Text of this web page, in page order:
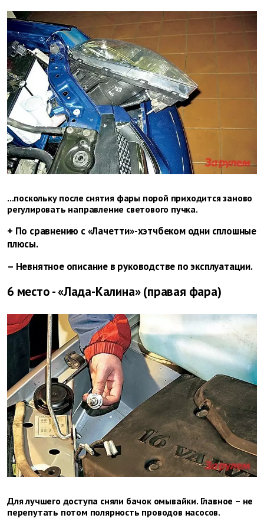
...поскольку после снятия фары порой приходится заново
регулировать направление светового пучка.
+ По сравнению с «Лачетти»-хэтчбеком одни сплошные
плюсы.
– Невнятное описание в руководстве по эксплуатации.
6 место - «Лада-Калина» (правая фара)
Для лучшего доступа сняли бачок омывайки. Главное – не
перепутать потом полярность проводов насосов.